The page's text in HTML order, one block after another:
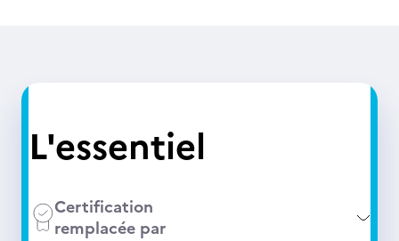
L'essentiel
Certification
remplacée par